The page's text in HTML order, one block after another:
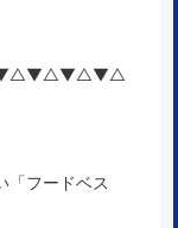
「フードベス